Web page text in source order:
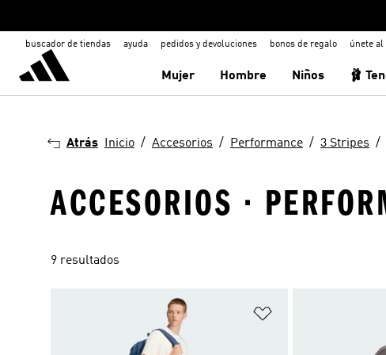
buscador de tiendas ayuda pedidos y devoluciones bonos de regalo únete al
Mujer Hombre Niños 🩰
Atrás Inicio Accesorios Performance 3 Stripes
ACCESORIOS ·
9 resultados